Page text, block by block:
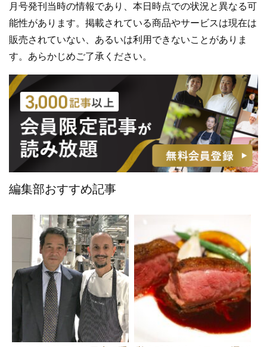
月号発刊当時の情報であり、本日時点での状況と異なる可
能性があります。掲載されている商品やサービスは現在は
販売されていない、あるいは利用できないことがありま
す。あらかじめご了承ください。
編集部おすすめ記事